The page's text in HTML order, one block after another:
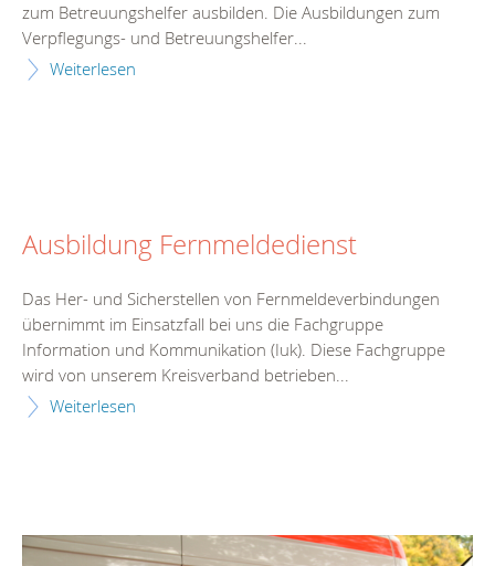
zum Betreuungshelfer ausbilden. Die Ausbildungen zum
Verpflegungs- und Betreuungshelfer...
Weiterlesen
Ausbildung Fernmeldedienst
Das Her- und Sicherstellen von Fernmeldeverbindungen
übernimmt im Einsatzfall bei uns die Fachgruppe
Information und Kommunikation (Iuk). Diese Fachgruppe
wird von unserem Kreisverband betrieben...
Weiterlesen